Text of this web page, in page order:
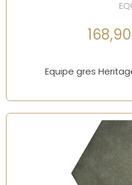
Equipe gres